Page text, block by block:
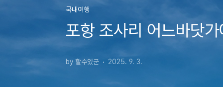
국내여행
포항 조사리 어느바닷
by 할수있군 2025. 9. 3.